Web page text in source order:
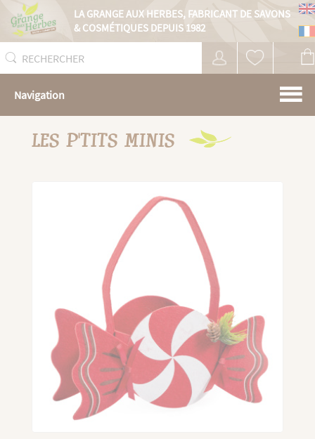
LA GRANGE AUX HERBES, FABRICANT DE SAVONS
& COSMÉTIQUES DEPUIS 1982
Navigation
LES P'TITS MINIS
Panneau de gestion des cookies